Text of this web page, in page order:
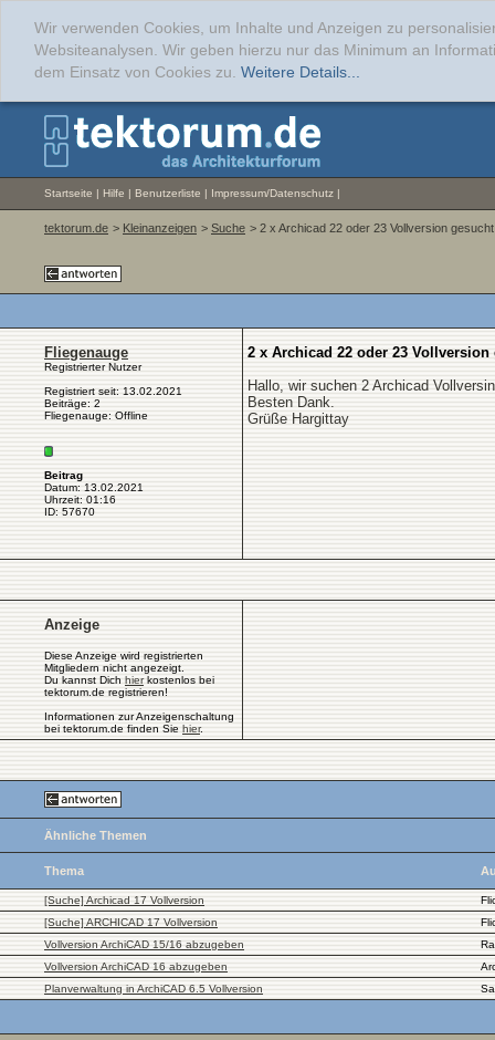
Wir verwenden Cookies, um Inhalte und Anzeigen zu
Websiteanalysen. Wir geben hierzu nur das Minimum an
dem Einsatz von Cookies zu. Weitere Details...
Startseite | Hilfe | Benutzerliste | Impressum/Datenschutz |
tektorum.de > Kleinanzeigen > Suche > 2 x Archicad 22 oder 23 Vollversion gesucht
Fliegenauge
Registrierter Nutzer
Registriert seit: 13.02.2021
Beiträge: 2
Fliegenauge: Offline
Beitrag
Datum: 13.02.2021
Uhrzeit: 01:16
ID: 57670
2 x Archicad 22 oder 23 Vollversion
Hallo, wir suchen 2 Archicad
Besten Dank.
Grüße Hargittay
Anzeige
Diese Anzeige wird registrierten
Mitgliedern nicht angezeigt.
Du kannst Dich hierkostenlos bei
tektorum.de registrieren!
Informationen zur Anzeigenschaltung
bei tektorum.de finden Sie hier.
Ähnliche Themen
Thema
[Suche] Archicad 17 Vollversion
[Suche] ARCHICAD 17 Vollversion
Vollversion ArchiCAD 15/16 abzugeben
Vollversion ArchiCAD 16 abzugeben
Planverwaltung in ArchiCAD 6.5 Vollversion